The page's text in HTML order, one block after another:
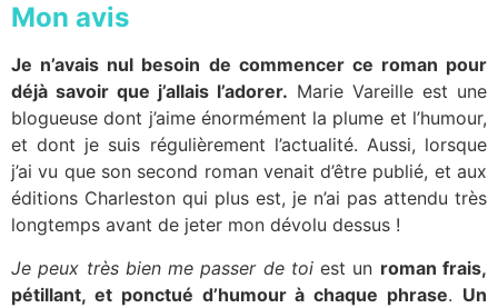
Mon avis
Je n’avais nul besoin de commencer ce roman pour
déjà savoir que j’allais l’adorer. Marie Vareille est une
blogueuse dont j’aime énormément la plume et l’humour,
et dont je suis régulièrement l’actualité. Aussi, lorsque
j’ai vu que son second roman venait d’être publié, et aux
éditions Charleston qui plus est, je n’ai pas attendu très
longtemps avant de jeter mon dévolu dessus !
Je peux très bien me passer de toiest un roman frais,
pétillant, et ponctué d’humour à chaque phrase. Un